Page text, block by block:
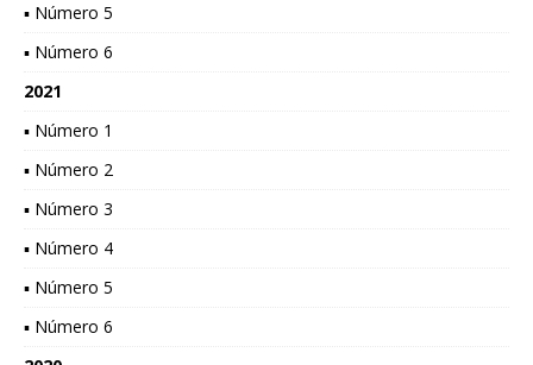
▪ Número 5
▪ Número 6
2021
▪ Número 1
▪ Número 2
▪ Número 3
▪ Número 4
▪ Número 5
▪ Número 6